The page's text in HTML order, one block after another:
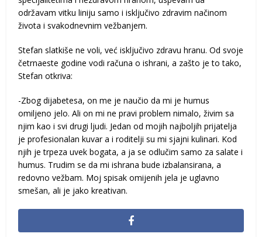
održavam vitku liniju samo i isključivo zdravim načinom
života i svakodnevnim vežbanjem.
Stefan slatkiše ne voli, već isključivo zdravu hranu. Od svoje
četrnaeste godine vodi računa o ishrani, a zašto je to tako,
Stefan otkriva:
-Zbog dijabetesa, on me je naučio da mi je humus
omiljeno jelo. Ali on mi ne pravi problem nimalo, živim sa
njim kao i svi drugi ljudi. Jedan od mojih najboljih prijatelja
je profesionalan kuvar a i roditelji su mi sjajni kulinari. Kod
njih je trpeza uvek bogata, a ja se odlučim samo za salate i
humus. Trudim se da mi ishrana bude izbalansirana, a
redovno vežbam. Moj spisak omijenih jela je uglavno
smešan, ali je jako kreativan.